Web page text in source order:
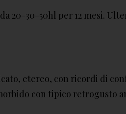
20-30-50hl per 12 mesi.
etereo, con ricordi di
con tipico retrogusto